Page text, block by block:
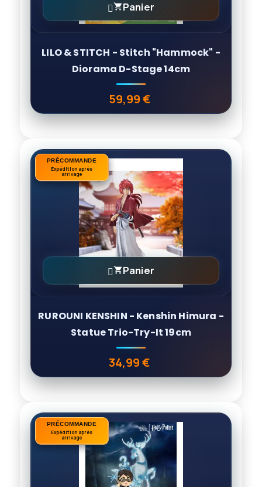
Panier
LILO & STITCH - Stitch "Hammock" -
Diorama D-Stage 14cm
Prix
59,99 €
PRÉCOMMANDE
Expédition après
arrivage
Panier
RUROUNI KENSHIN - Kenshin Himura -
Statue Trio-Try-It 19cm
Prix
34,99 €
PRÉCOMMANDE
Expédition après
arrivage
PRÉCOMMANDE
Expédition après
arrivage
PRÉCOMMANDE
Expédition après
arrivage